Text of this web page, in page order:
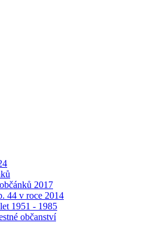
2017
44 v roce 2014
1951 - 1985
občanství